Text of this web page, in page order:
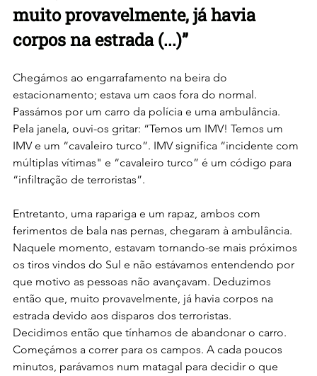
muito provavelmente, já havia
corpos na estrada (...)”
Chegámos ao engarrafamento na beira do
estacionamento; estava um caos fora do normal.
Passámos por um carro da polícia e uma ambulância.
Pela janela, ouvi-os gritar: “Temos um IMV! Temos um
IMV e um “cavaleiro turco”. IMV significa “incidente com
múltiplas vítimas" e “cavaleiro turco” é um código para
“infiltração de terroristas”.
Entretanto, uma rapariga e um rapaz, ambos com
ferimentos de bala nas pernas, chegaram à ambulância.
Naquele momento, estavam tornando-se mais próximos
os tiros vindos do Sul e não estávamos entendendo por
que motivo as pessoas não avançavam. Deduzimos
então que, muito provavelmente, já havia corpos na
estrada devido aos disparos dos terroristas.
Decidimos então que tínhamos de abandonar o carro.
Começámos a correr para os campos. A cada poucos
minutos, parávamos num matagal para decidir o que